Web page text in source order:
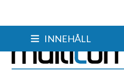
INNEHÅLL